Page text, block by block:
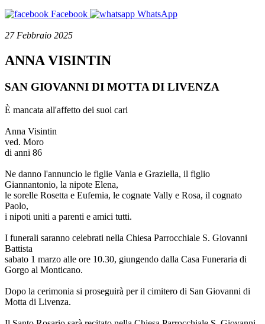
Facebook WhatsApp
27 Febbraio 2025
ANNA VISINTIN
SAN GIOVANNI DI MOTTA DI LIVENZA
È mancata all'affetto dei suoi cari
Anna Visintin
ved. Moro
di anni 86
Ne danno l'annuncio le figlie Vania e Graziella, il figlio
Giannantonio, la nipote Elena,
le sorelle Rosetta e Eufemia, le cognate Vally e Rosa, il cognato
Paolo,
i nipoti uniti a parenti e amici tutti.
I funerali saranno celebrati nella Chiesa Parrocchiale S. Giovanni
Battista
sabato 1 marzo alle ore 10.30, giungendo dalla Casa Funeraria di
Gorgo al Monticano.
Dopo la cerimonia si proseguirà per il cimitero di San Giovanni di
Motta di Livenza.